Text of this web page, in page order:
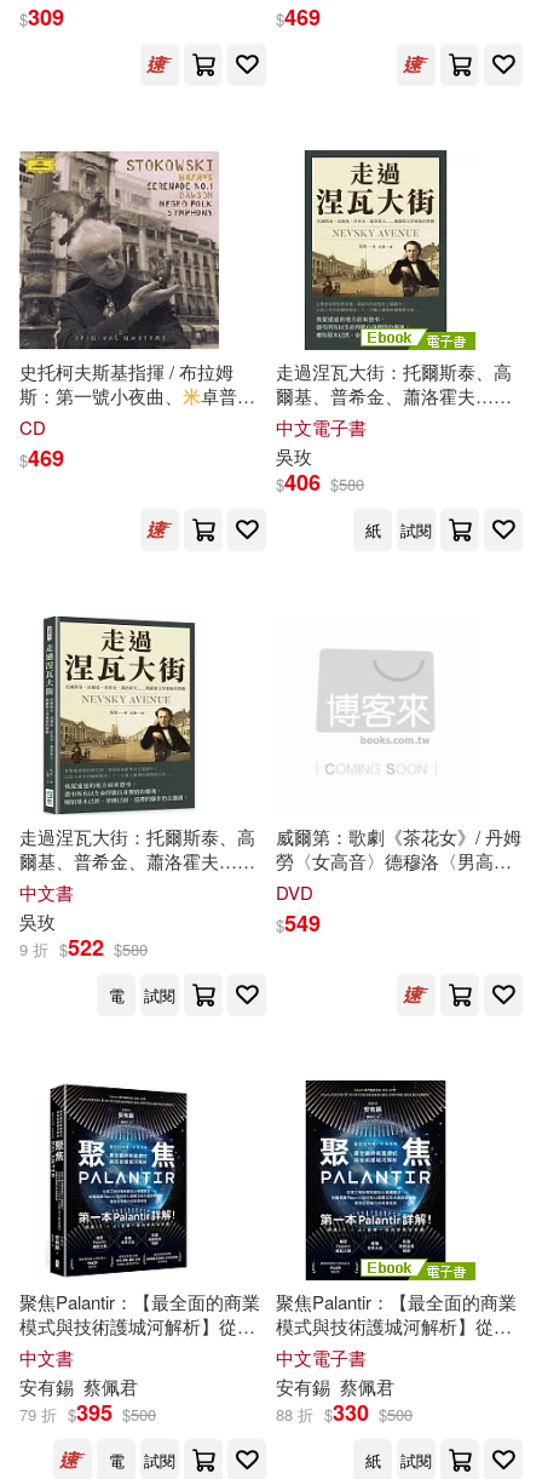
Delray String Quartet,
Plitmann(soprano))
$309
提琴 / 霍爾儂，大提琴 / 派特
科羅，低音提琴(Schubert :
Trout Quintet / Anne-Sophie
Hornung, Roman Patkolo)
$469
史托柯夫斯基指揮 / 布拉姆
斯：第一號小夜曲、 米卓普羅
斯指揮 / 普羅高菲夫：
(PROKOFIEV: Quintet op.
Themes、BRAHMS:
Serenade No. 1)
CD
$469
走過涅瓦大街：托爾斯泰、高
爾基、普希金、蕭洛霍夫……
俄羅斯文學藝術的豐贍 (電子
書)
中文電子書
吳玫
$406 $580
紙
試閱
走過涅瓦大街：托爾斯泰、高
爾基、普希金、蕭洛霍夫……
俄羅斯文學藝術的豐贍
中文書
吳玫
9 折 $522 $580
電
試閱
威爾第：歌劇《茶花女》/ 丹姆
勞〈女高音〉德穆洛〈男高
音〉
〈男中音〉泰斯特〈低男中
Traviata / Diana Damrau,
Francesco Demuro, Ludovic
Francesco Ivan Ciampa)
DVD
$549
聚焦Palantir：【最全面的商業
模式與技術護城河解析】從軍
工神祕獨角獸到AI軟體霸主，
帕蘭泰爾Palantir如何用AI顛覆
五角大廈與華爾街，重塑全球
權力與商業格局
中文書
安有錫 蔡佩君
79 折 $395 $500
電
試閱
聚焦Palantir：【最全面的商業
模式與技術護城河解析】從軍
工神祕獨角獸到AI軟體霸主，
帕蘭泰爾Palantir如何用AI顛覆
五角大廈與華爾街，重塑全球
權力與商業格局 (電子書)
中文電子書
安有錫 蔡佩君
88 折 $330 $500
紙
試閱